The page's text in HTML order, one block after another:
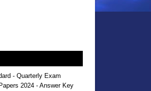
- Quarterly Exam
2024 - Answer Key